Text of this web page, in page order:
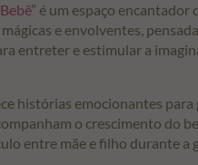
” é um espaço encantador
e envolventes,
entreter e estimular a
histórias emocionantes para
o crescimento do
entre mãe e filho durante a